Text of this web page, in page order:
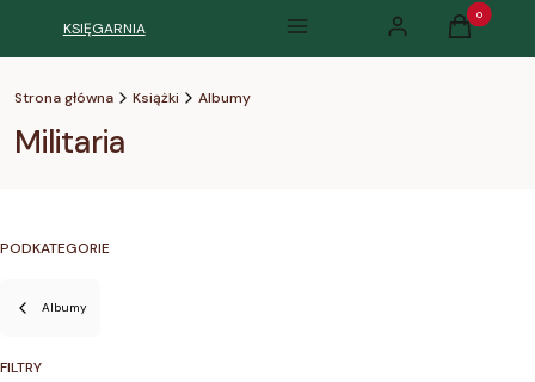
KSIĘGARNIA Menu Zaloguj się Produkty w
Koszyk
Strona główna Książki Albumy
Militaria
PODKATEGORIE
Albumy
FILTRY